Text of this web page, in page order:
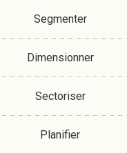
Segmenter
Dimensionner
Sectoriser
Planifier